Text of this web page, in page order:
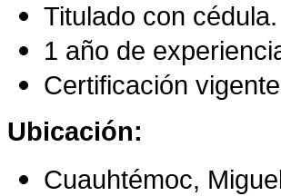
Titulado con cédula.
1 año de
Certificación
Ubicación:
Cuauhtémoc,